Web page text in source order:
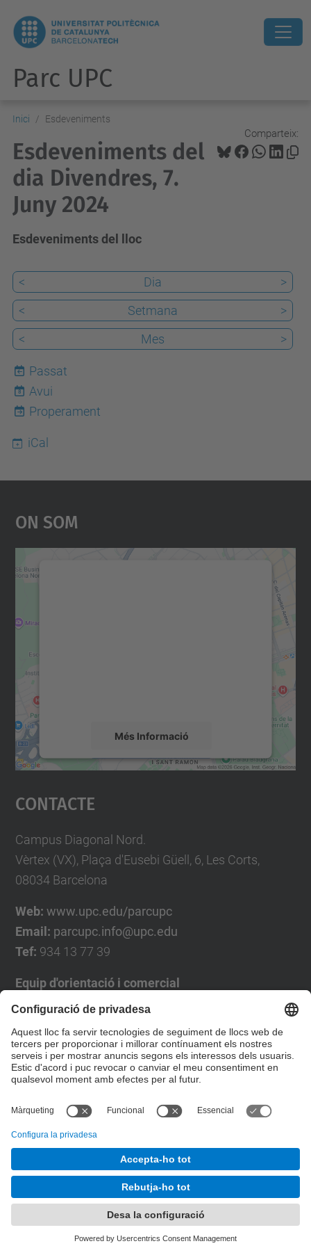
Parc UPC
Inici Esdeveniments
Comparteix:
Esdeveniments del
dia Divendres, 7.
Juny 2024
Esdeveniments del lloc
< Dia
>
<
Setmana
>
<
Mes >
Passat
8
Avui
Properament
iCal
On Som
Més Informació
Accepta
powered by
Contacte
Campus Diagonal Nord.
Vèrtex (VX), Plaça d'Eusebi Güell, 6, Les Corts,
08034 Barcelona
Web: www.upc.edu/parcupc
Email: parcupc.info@upc.edu
Tef: 934 13 77 39
Equip d'orientació i comercial
José Luís Grande
Tel. 93 4137194
jose.luis.grande@upc.edu
Formulari de contacte
Desenvolupat amb